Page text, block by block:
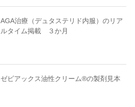
AGA治療（デュタステリド内服）のリア
ルタイム掲載 ３か月
ゼビアックス油性クリーム®︎の製剤見本